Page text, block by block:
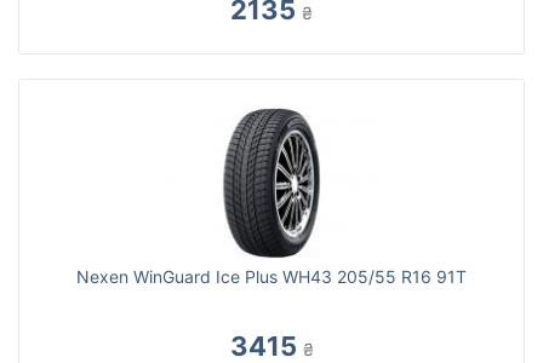
2135 ₴
Nexen WinGuard Ice Plus WH43 205/55 R16 91T
3415 ₴